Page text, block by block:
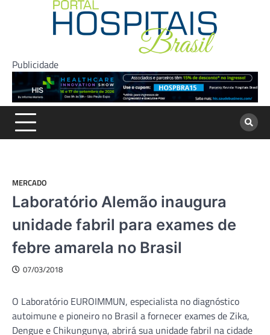
Publicidade
MERCADO
Laboratório Alemão inaugura
unidade fabril para exames de
febre amarela no Brasil
07/03/2018
O Laboratório EUROIMMUN, especialista no diagnóstico
autoimune e pioneiro no Brasil a fornecer exames de Zika,
Dengue e Chikungunya, abrirá sua unidade fabril na cidade